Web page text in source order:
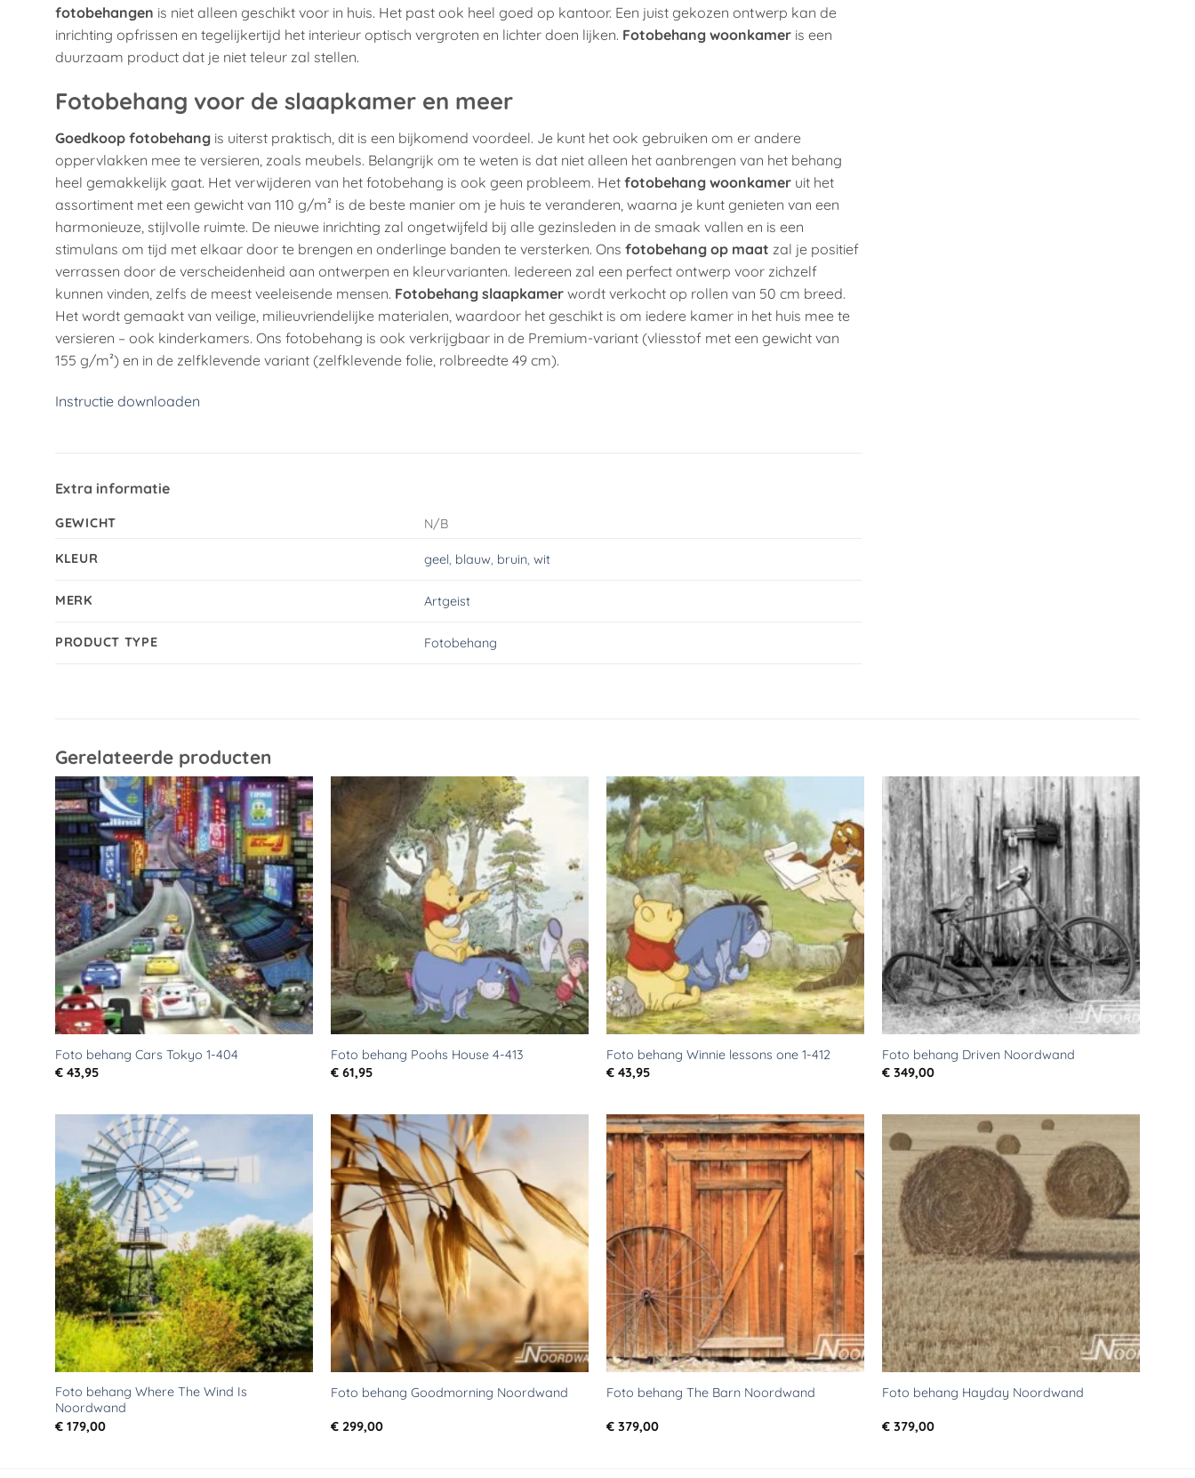
fotobehangen is niet alleen geschikt voor in huis. Het past ook heel goed op kantoor. Een juist gekozen ontwerp kan de
inrichting opfrissen en tegelijkertijd het interieur optisch vergroten en lichter doen lijken. Fotobehang woonkamer is een
duurzaam product dat je niet teleur zal stellen.
Fotobehang voor de slaapkamer en meer
Goedkoop fotobehang is uiterst praktisch, dit is een bijkomend voordeel. Je kunt het ook gebruiken om er andere
oppervlakken mee te versieren, zoals meubels. Belangrijk om te weten is dat niet alleen het aanbrengen van het behang
heel gemakkelijk gaat. Het verwijderen van het fotobehang is ook geen probleem. Het fotobehang woonkamer uit het
assortiment met een gewicht van 110 g/m² is de beste manier om je huis te veranderen, waarna je kunt genieten van een
harmonieuze, stijlvolle ruimte. De nieuwe inrichting zal ongetwijfeld bij alle gezinsleden in de smaak vallen en is een
stimulans om tijd met elkaar door te brengen en onderlinge banden te versterken. Ons fotobehang op maat zal je positief
verrassen door de verscheidenheid aan ontwerpen en kleurvarianten. Iedereen zal een perfect ontwerp voor zichzelf
kunnen vinden, zelfs de meest veeleisende mensen. Fotobehang slaapkamer wordt verkocht op rollen van 50 cm breed.
Het wordt gemaakt van veilige, milieuvriendelijke materialen, waardoor het geschikt is om iedere kamer in het huis mee te
versieren – ook kinderkamers. Ons fotobehang is ook verkrijgbaar in de Premium-variant (vliesstof met een gewicht van
155 g/m²) en in de zelfklevende variant (zelfklevende folie, rolbreedte 49 cm).
Instructie downloaden
Extra informatie
GEWICHT N/B
KLEUR geel, blauw, bruin,wit
MERK Artgeist
PRODUCT TYPE Fotobehang
Gerelateerde producten
Toevoegen
aan
verlanglijst
Foto behang Cars Tokyo 1-404
€43,95
Toevoegen
verlanglijst
Foto behang Poohs House 4-413
€61,95
Toevoegen
aan
verlanglijst
Foto behang Winnie lessons one 1-412
€43,95
Toevoegen
aan
verlanglijst
Foto behang Driven Noordwand
€349,00
Foto behang Where The Wind Is
Noordwand
€179,00
verlanglijst
Foto behang Goodmorning Noordwand
€299,00
Toevoegen
aan
verlanglijst
Foto behang The Barn Noordwand
€379,00
Toevoegen
aan
verlanglijst
Foto behang Hayday Noordwand
€379,00